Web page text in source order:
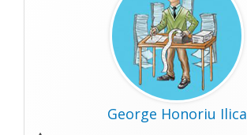
George Honoriu Ilica